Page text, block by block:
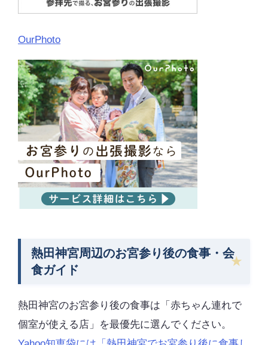
OurPhoto
熱田神宮周辺のお宮参り後の食事・会
食ガイド
熱田神宮のお宮参り後の食事は「赤ちゃん連れで
個室が使える店」を最優先に選んでください。